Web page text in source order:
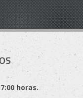
horas.